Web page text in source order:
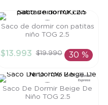
AÑADIR AL
CARRITO
Saco de dormir con patitas
niño TOG 2.5
$13.993 $19.990 30 %
Saco De Dormir Beige De
Niño TOG 2.5